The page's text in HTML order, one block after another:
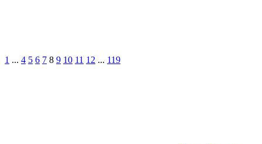
1 ... 4 5 6 7 8 9 10 11 12 ... 119